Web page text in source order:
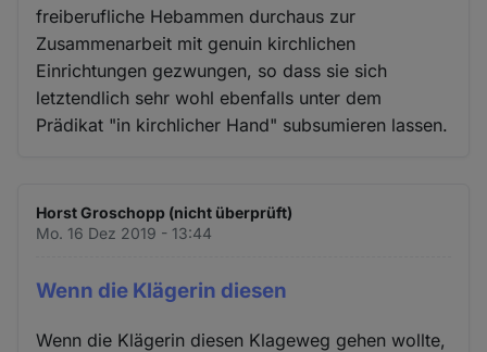
freiberufliche Hebammen durchaus zur
Zusammenarbeit mit genuin kirchlichen
Einrichtungen gezwungen, so dass sie sich
letztendlich sehr wohl ebenfalls unter dem
Prädikat "in kirchlicher Hand" subsumieren lassen.
Horst Groschopp (nicht überprüft)
Mo. 16 Dez 2019 - 13:44
Wenn die Klägerin diesen
Wenn die Klägerin diesen Klageweg gehen wollte,